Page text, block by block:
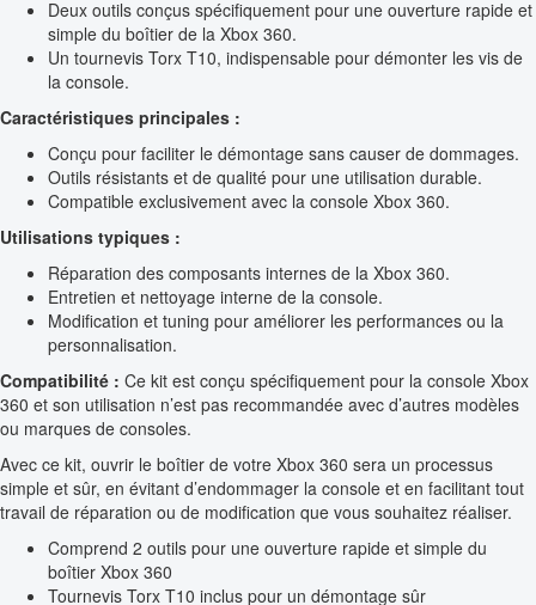
Deux outils conçus spécifiquement pour une ouverture rapide et
simple du boîtier de la Xbox 360.
Un tournevis Torx T10, indispensable pour démonter les vis de
la console.
Caractéristiques principales :
Conçu pour faciliter le démontage sans causer de dommages.
Outils résistants et de qualité pour une utilisation durable.
Compatible exclusivement avec la console Xbox 360.
Utilisations typiques :
Réparation des composants internes de la Xbox 360.
Entretien et nettoyage interne de la console.
Modification et tuning pour améliorer les performances ou la
personnalisation.
Compatibilité : Ce kit est conçu spécifiquement pour la console Xbox
360 et son utilisation n’est pas recommandée avec d’autres modèles
ou marques de consoles.
Avec ce kit, ouvrir le boîtier de votre Xbox 360 sera un processus
simple et sûr, en évitant d’endommager la console et en facilitant tout
travail de réparation ou de modification que vous souhaitez réaliser.
Comprend 2 outils pour une ouverture rapide et simple du
boîtier Xbox 360
Tournevis Torx T10 inclus pour un démontage sûr